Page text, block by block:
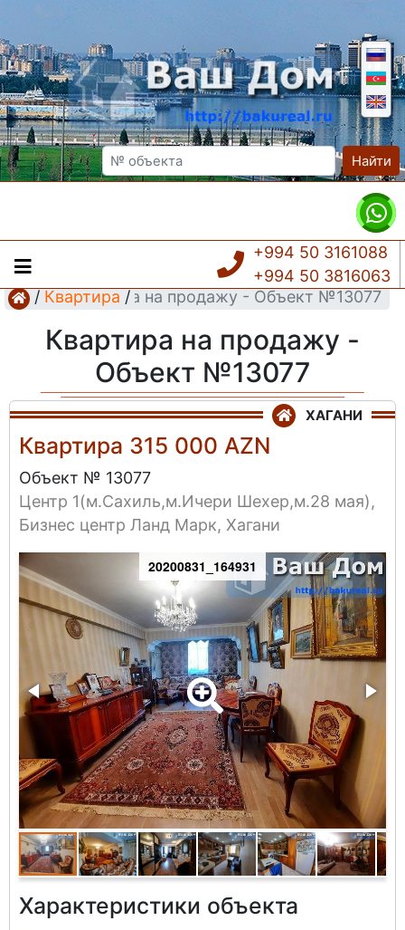
Найти
+994 50 3161088
+994 50 3816063
/ Квартира /
Квартира на продажу - Объект №13077
Квартира на продажу -
Объект №13077
ХАГАНИ
Квартира 315 000 AZN
Объект № 13077
Центр 1(м.Сахиль,м.Ичери Шехер,м.28 мая),
Бизнес центр Ланд Марк, Хагани
20200831_164931
Характеристики объекта